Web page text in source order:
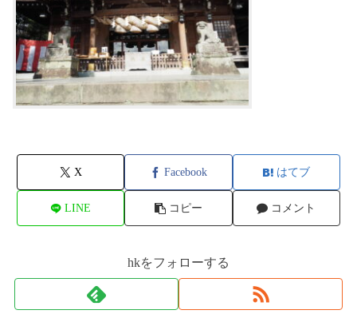
X Facebook はてブ
LINE コピー コメント
hkをフォローする